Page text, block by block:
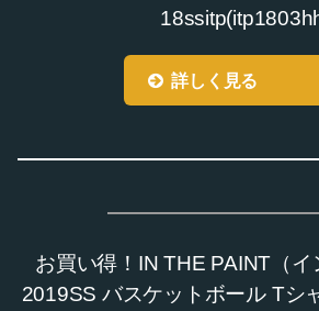
詳しく見る
お買い得！IN THE PAINT（イ
2019SS バスケットボール Tシ